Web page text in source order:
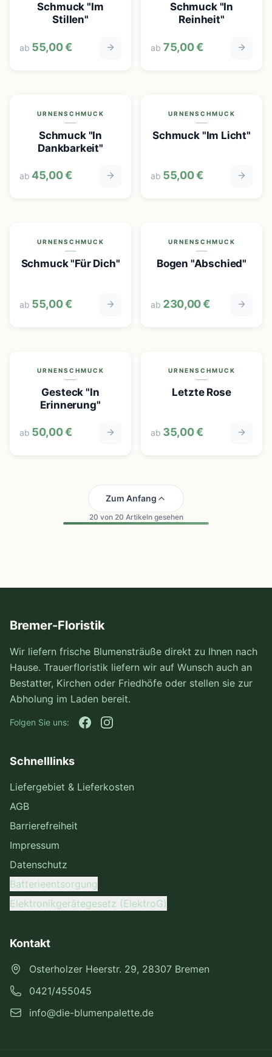
Schmuck "Im
Stillen"
ab 55,00 €
Schmuck "In
Reinheit"
ab 75,00 €
URNENSCHMUCK
Schmuck "In
Dankbarkeit"
ab 45,00 €
URNENSCHMUCK
Schmuck "Im Licht"
ab 55,00 €
URNENSCHMUCK
Schmuck "Für Dich"
ab 55,00 €
URNENSCHMUCK
Bogen "Abschied"
ab 230,00 €
URNENSCHMUCK
Gesteck "In
Erinnerung"
ab 50,00 €
URNENSCHMUCK
Letzte Rose
ab 35,00 €
Zum Anfang
20 von 20 Artikeln gesehen
Bremer-Floristik
Wir liefern frische Blumensträuße direkt zu Ihnen nach
Hause. Trauerfloristik liefern wir auf Wunsch auch an
Bestatter, Kirchen oder Friedhöfe oder stellen sie zur
Abholung im Laden bereit.
Folgen Sie uns:
Schnelllinks
Liefergebiet & Lieferkosten
AGB
Barrierefreiheit
Impressum
Datenschutz
Batterieentsorgung
Elektronikgerätegesetz (ElektroG)
Kontakt
Osterholzer Heerstr. 29, 28307 Bremen
0421/455045
info@die-blumenpalette.de